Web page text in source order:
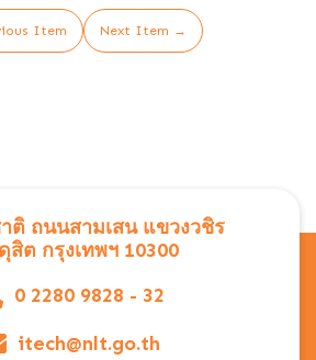
Item Next Item →
ติ ถนนสามเสน แขวงวชิร
สิต กรุงเทพฯ 10300
0 2280 9828 - 32
itech@nlt.go.th